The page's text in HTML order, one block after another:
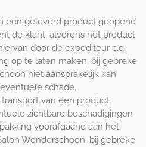
een geleverd product geopend
de klant, alvorens het product
door de expediteur c.q.
op te laten maken, bij gebreke
niet aansprakelijk kan
schade.
van een product
zichtbare beschadigingen
voorafgaand aan het
Wonderschoon, bij gebreke